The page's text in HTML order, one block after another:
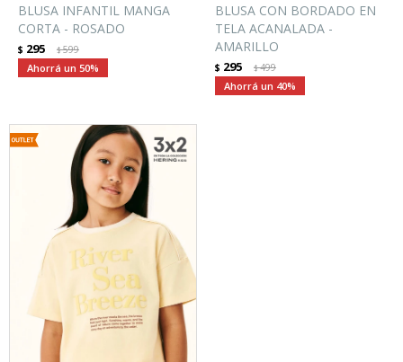
BLUSA INFANTIL MANGA
CORTA - ROSADO
$ 295 $599
50
BLUSA CON BORDADO EN
TELA ACANALADA -
AMARILLO
$ 295 $499
40